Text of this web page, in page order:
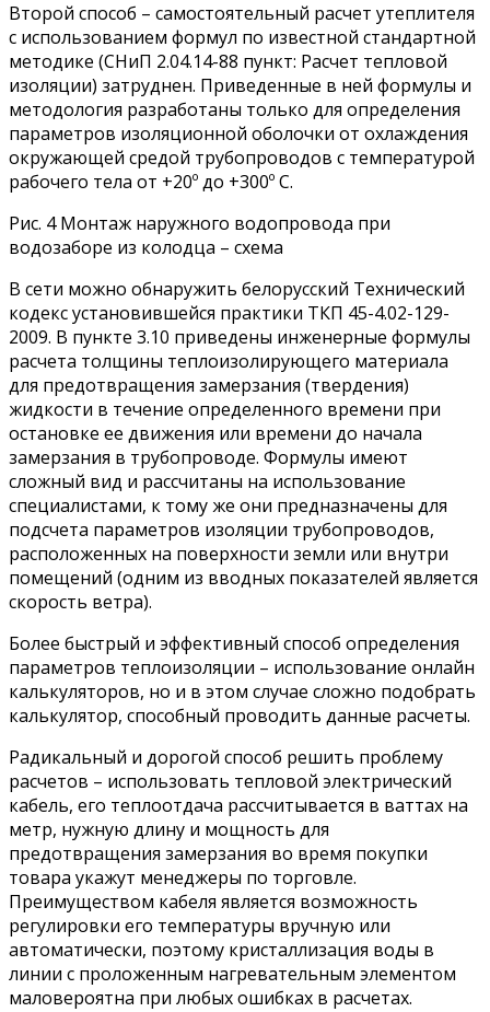
Второй способ – самостоятельный расчет утеплителя
с использованием формул по известной стандартной
методике (СНиП 2.04.14-88 пункт: Расчет тепловой
изоляции) затруднен. Приведенные в ней формулы и
методология разработаны только для определения
параметров изоляционной оболочки от охлаждения
окружающей средой трубопроводов с температурой
рабочего тела от +20º до +300º С.
Рис. 4 Монтаж наружного водопровода при
водозаборе из колодца – схема
В сети можно обнаружить белорусский Технический
кодекс установившейся практики ТКП 45-4.02-129-
2009. В пункте 3.10 приведены инженерные формулы
расчета толщины теплоизолирующего материала
для предотвращения замерзания (твердения)
жидкости в течение определенного времени при
остановке ее движения или времени до начала
замерзания в трубопроводе. Формулы имеют
сложный вид и рассчитаны на использование
специалистами, к тому же они предназначены для
подсчета параметров изоляции трубопроводов,
расположенных на поверхности земли или внутри
помещений (одним из вводных показателей является
скорость ветра).
Более быстрый и эффективный способ определения
параметров теплоизоляции – использование онлайн
калькуляторов, но и в этом случае сложно подобрать
калькулятор, способный проводить данные расчеты.
Радикальный и дорогой способ решить проблему
расчетов – использовать тепловой электрический
кабель, его теплоотдача рассчитывается в ваттах на
метр, нужную длину и мощность для
предотвращения замерзания во время покупки
товара укажут менеджеры по торговле.
Преимуществом кабеля является возможность
регулировки его температуры вручную или
автоматически, поэтому кристаллизация воды в
линии с проложенным нагревательным элементом
маловероятна при любых ошибках в расчетах.